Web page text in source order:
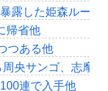
露した姫森ルー
帰省他
つある他
周央サンゴ、志摩
連で入手他